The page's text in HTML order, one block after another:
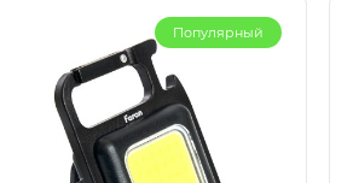
Популярный